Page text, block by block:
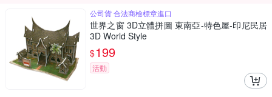
公司貨 合法商檢標章進口
世界之窗 3D立體拼圖 東南亞-特色屋-印尼民居
3D World Style
$199
活動